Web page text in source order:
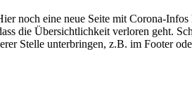
noch eine neue Seite mit Corona-
die Übersichtlichkeit verloren geht.
Stelle unterbringen, z.B. im Footer